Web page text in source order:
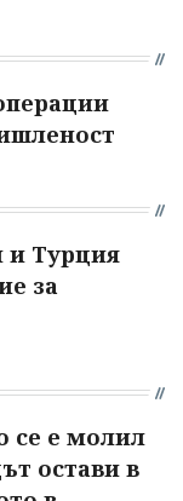
и Турция
за
се е молил
остави в